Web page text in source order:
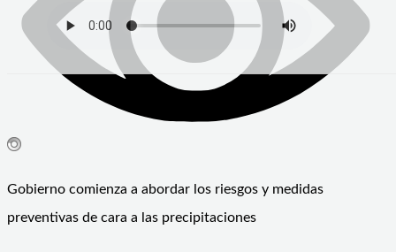
Gobierno comienza a abordar los riesgos y medidas
preventivas de cara a las precipitaciones